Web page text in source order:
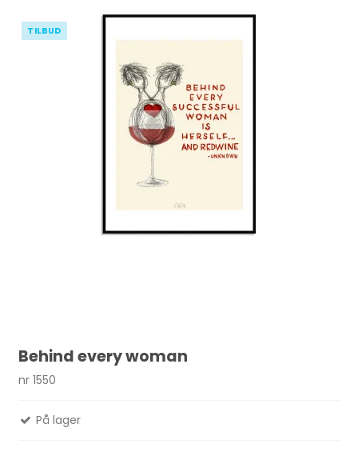
TILBUD
Behind every woman
nr 1550
På lager